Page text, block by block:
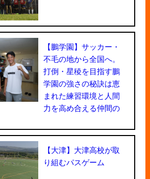
【鵬学園】サッカー・
不毛の地から全国へ。
打倒・星稜を目指す鵬
学園の強さの秘訣は恵
まれた練習環境と人間
力を高め合える仲間の
【大津】大津高校が取
り組むパスゲーム